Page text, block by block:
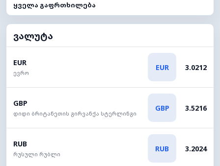
ყველა გაფრთხილება
ვალუტა
EUR
ევრო
EUR 3.0212
GBP
დიდი ბრიტანეთის გირვანქა სტერლინგი
GBP 3.5216
RUB
რუსული რუბლი
RUB 3.2024